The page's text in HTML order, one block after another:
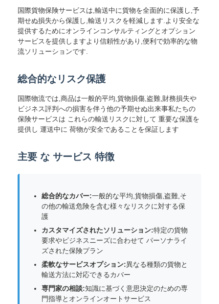
国際貨物保険サービスは,輸送中に貨物を全面的に保護し,予
期せぬ損失から保護し,輸送リスクを軽減します.より安全な
提供するためにオンラインコンサルティングとオプション
サービスを提供しますより信頼性があり,便利で効率的な物
流ソリューションです.
総合的なリスク保護
国際物流では,商品は一般的平均,貨物損傷,盗難,財務損失や
ビジネス評判への損害を伴う他の予期せぬ出来事私たちの
保険サービスは これらの輸送リスクに対して 重要な保護を
提供し 運送中に 荷物が安全であることを保証します
主要 な サービス 特徴
総合的なカバー:一般的な平均,貨物損傷,盗難,そ
の他の輸送危険を含む様々なリスクに対する保
護
カスタマイズされたソリューション:特定の貨物
要求やビジネスニーズに合わせて パーソナライ
ズされた保険プラン
柔軟なサービスオプション:異なる種類の貨物と
輸送方法に対応できるカバー
専門家の相談:知識に基づく意思決定のための専
門指導とオンラインオートサービス